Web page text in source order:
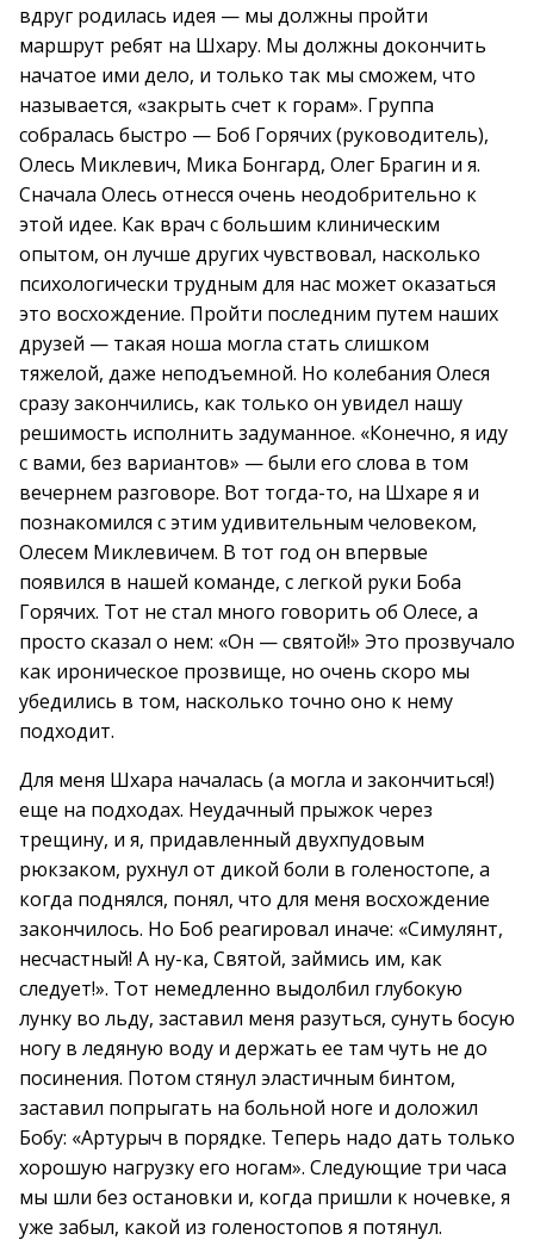
вдруг родилась идея — мы должны пройти
маршрут ребят на Шхару. Мы должны докончить
начатое ими дело, и только так мы сможем, что
называется, «закрыть счет к горам». Группа
собралась быстро — Боб Горячих (руководитель),
Олесь Миклевич, Мика Бонгард, Олег Брагин и я.
Сначала Олесь отнесся очень неодобрительно к
этой идее. Как врач с большим клиническим
опытом, он лучше других чувствовал, насколько
психологически трудным для нас может оказаться
это восхождение. Пройти последним путем наших
друзей — такая ноша могла стать слишком
тяжелой, даже неподъемной. Но колебания Олеся
сразу закончились, как только он увидел нашу
решимость исполнить задуманное. «Конечно, я иду
с вами, без вариантов» — были его слова в том
вечернем разговоре. Вот тогда-то, на Шхаре я и
познакомился с этим удивительным человеком,
Олесем Миклевичем. В тот год он впервые
появился в нашей команде, с легкой руки Боба
Горячих. Тот не стал много говорить об Олесе, а
просто сказал о нем: «Он — святой!» Это прозвучало
как ироническое прозвище, но очень скоро мы
убедились в том, насколько точно оно к нему
подходит.
Для меня Шхара началась (а могла и закончиться!)
еще на подходах. Неудачный прыжок через
трещину, и я, придавленный двухпудовым
рюкзаком, рухнул от дикой боли в голеностопе, а
когда поднялся, понял, что для меня восхождение
закончилось. Но Боб реагировал иначе: «Симулянт,
несчастный! А ну-ка, Святой, займись им, как
следует!». Тот немедленно выдолбил глубокую
лунку во льду, заставил меня разуться, сунуть босую
ногу в ледяную воду и держать ее там чуть не до
посинения. Потом стянул эластичным бинтом,
заставил попрыгать на больной ноге и доложил
Бобу: «Артурыч в порядке. Теперь надо дать только
хорошую нагрузку его ногам». Следующие три часа
мы шли без остановки и, когда пришли к ночевке, я
уже забыл, какой из голеностопов я потянул.